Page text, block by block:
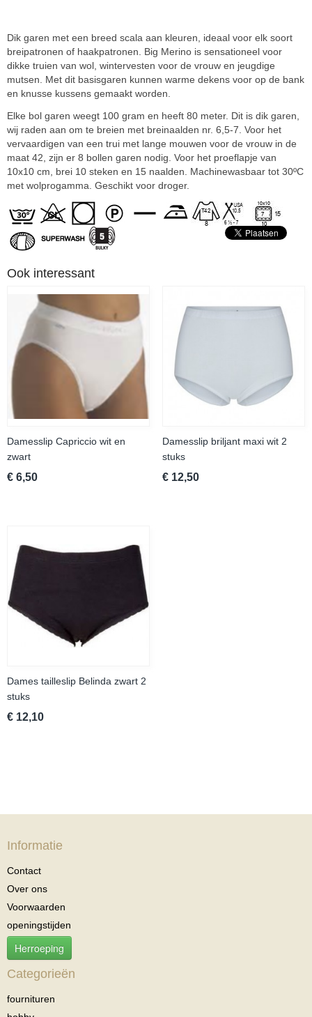
Dik garen met een breed scala aan kleuren, ideaal voor elk soort
breipatronen of haakpatronen. Big Merino is sensationeel voor
dikke truien van wol, wintervesten voor de vrouw en jeugdige
mutsen. Met dit basisgaren kunnen warme dekens voor op de bank
en knusse kussens gemaakt worden.
Elke bol garen weegt 100 gram en heeft 80 meter. Dit is dik garen,
wij raden aan om te breien met breinaalden nr. 6,5-7. Voor het
vervaardigen van een trui met lange mouwen voor de vrouw in de
maat 42, zijn er 8 bollen garen nodig. Voor het proeflapje van
10x10 cm, brei 10 steken en 15 naalden. Machinewasbaar tot 30ºC
met wolprogamma. Geschikt voor droger.
Ook interessant
Damesslip Capriccio wit en
zwart
€ 6,50
Damesslip briljant maxi wit 2
stuks
€ 12,50
Dames tailleslip Belinda zwart 2
stuks
€ 12,10
Informatie
Contact
Over ons
Voorwaarden
openingstijden
Herroeping
Categorieën
fournituren